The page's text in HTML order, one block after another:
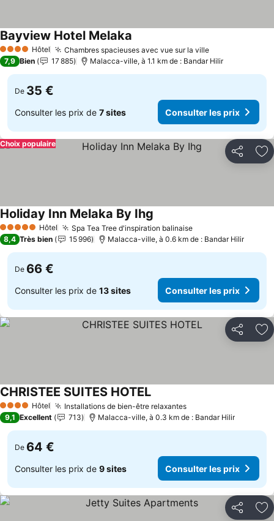
4 Étoiles Hôtel Chambres spacieuses avec vue sur la villeConsulter les
Bayview Hotel Melaka
7,9 Bien 17 885 Malacca-ville, à 1.1 km de : Bandar Hilir
De 35 €
Consulter les prix de 7 sites Consulter les prix
Partager
Choix populaire
5 Étoiles Hôtel Spa Tea Tree d'inspiration balinaiseConsulter les prix
Holiday Inn Melaka By Ihg
8,4 Très bien 15 996 Malacca-ville, à 0.6 km de : Bandar Hilir
De 66 €
Consulter les prix de 13 sites Consulter les prix
Partager
4 Étoiles Hôtel Installations de bien-être relaxantesConsulter les prix
CHRISTEE SUITES HOTELConsulter les prix
9,1 Excellent 713 Malacca-ville, à 0.3 km de : Bandar Hilir
De 64 €
Consulter les prix de 9 sites Consulter les prix
Partager